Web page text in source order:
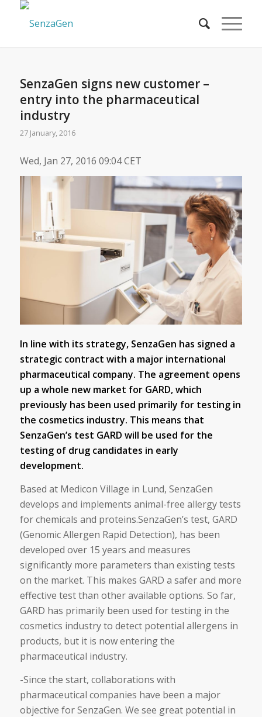
SenzaGen signs new customer –
entry into the pharmaceutical
industry
27 January, 2016
Wed, Jan 27, 2016 09:04 CET
In line with its strategy, SenzaGen has signed a
strategic contract with a major international
pharmaceutical company. The agreement opens
up a whole new market for GARD, which
previously has been used primarily for testing in
the cosmetics industry. This means that
SenzaGen’s test GARD will be used for the
testing of drug candidates in early
development.
Based at Medicon Village in Lund, SenzaGen
develops and implements animal-free allergy tests
for chemicals and proteins.SenzaGen’s test, GARD
(Genomic Allergen Rapid Detection), has been
developed over 15 years and measures
significantly more parameters than existing tests
on the market. This makes GARD a safer and more
effective test than other available options. So far,
GARD has primarily been used for testing in the
cosmetics industry to detect potential allergens in
products, but it is now entering the
pharmaceutical industry.
-Since the start, collaborations with
pharmaceutical companies have been a major
objective for SenzaGen. We see great potential in